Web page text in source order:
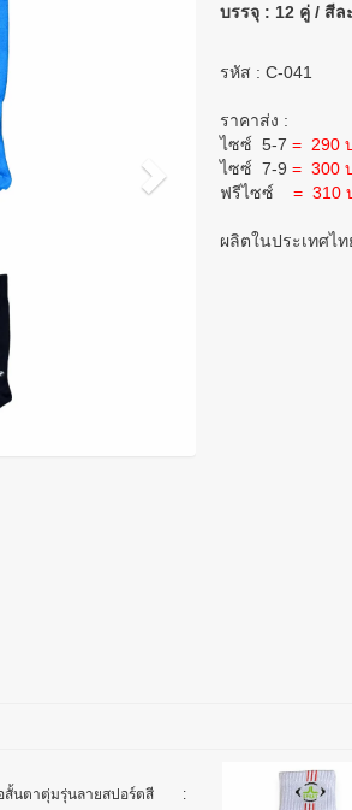
บรรจุ : 12 คู่ / สีล
รหัส : C-041
ราคาส่ง :
ไซซ์ 5-7 = 290
ไซซ์ 7-9 = 300
ฟรีไซซ์
= 310
ผลิตในประเทศไท
อสั้นตาตุ่มรุ่นลายสปอร์ตสี :